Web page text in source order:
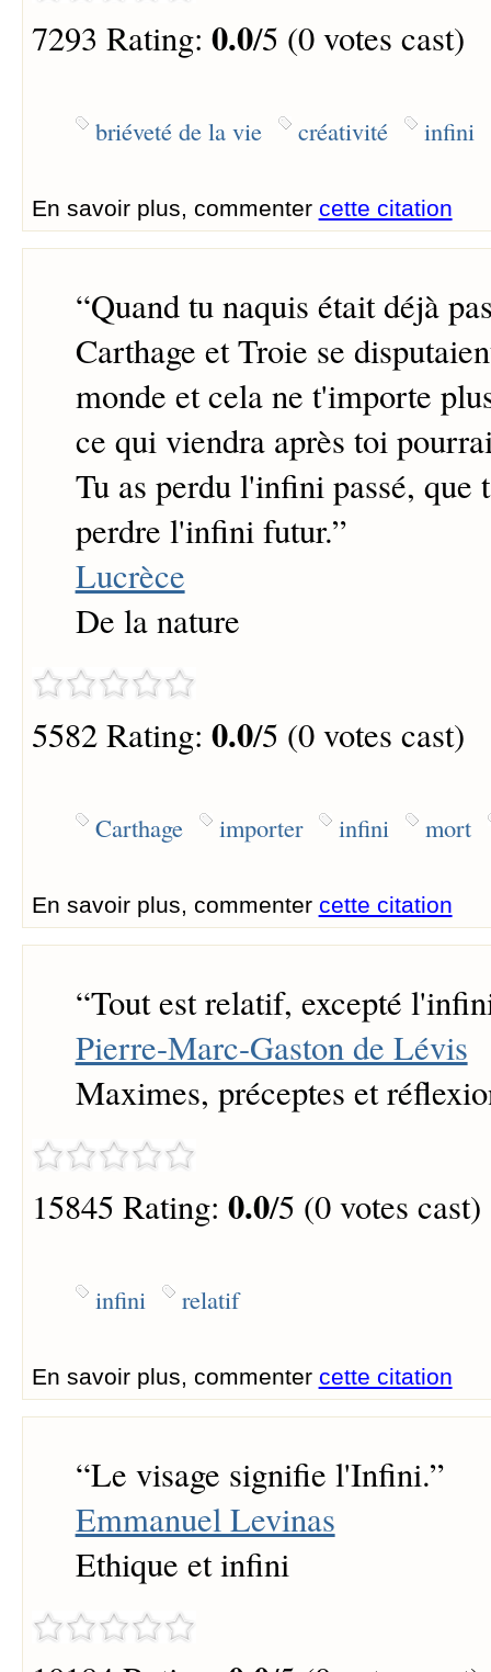
7293 Rating: 0.0/5 (0 votes cast)
briéveté de la vie créativité infini
En savoir plus, commenter cette citation
“Quand tu naquis était déjà
Carthage et Troie se
monde et cela ne t'importe
ce qui viendra après toi
Tu as perdu l'infini passé, que
perdre l'infini futur.”
Lucrèce
De la nature
5582 Rating: 0.0/5 (0 votes cast)
Carthage importer infini mort
En savoir plus, commenter cette citation
“Tout est relatif, excepté
Pierre-Marc-Gaston de Lévis
Maximes, préceptes et
15845 Rating: 0.0/5 (0 votes cast)
infini relatif
En savoir plus, commenter cette citation
“Le visage signifie l'Infini.”
Emmanuel Levinas
Ethique et infini